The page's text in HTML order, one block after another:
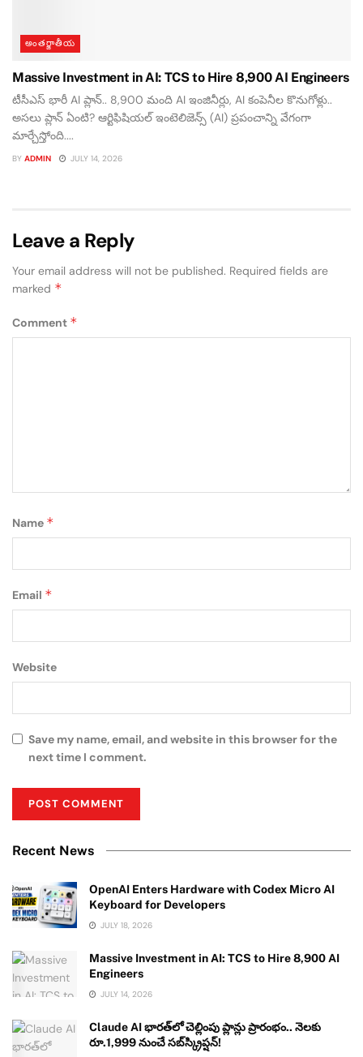
అంతర్జాతీయ
Massive Investment in AI: TCS to Hire 8,900 AI Engineers
టీసీఎస్ భారీ AI ప్లాన్.. 8,900 మంది AI ఇంజినీర్లు, AI కంపెనీల కొనుగోళ్లు..
అసలు ప్లాన్ ఏంటి? ఆర్టిఫిషియల్ ఇంటెలిజెన్స్ (AI) ప్రపంచాన్ని వేగంగా
మార్చేస్తోంది....
BY ADMIN JULY 14, 2026
Leave a Reply
Your email address will not be published. Required fields are
marked *
Comment *
Name *
Email *
Website
Save my name, email, and website in this browser for the
next time I comment.
Recent News
OpenAI Enters Hardware with Codex Micro AI
Keyboard for Developers
JULY 18, 2026
Massive Investment in AI: TCS to Hire 8,900 AI
Engineers
JULY 14, 2026
Claude AI భారత్‌లో చెల్లింపు ప్లాన్లు ప్రారంభం.. నెలకు
రూ.1,999 నుంచే సబ్‌స్క్రిప్షన్!